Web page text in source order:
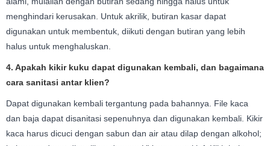
menghindari kerusakan. Untuk akrilik, butiran kasar dapat
digunakan untuk membentuk, diikuti dengan butiran yang lebih
halus untuk menghaluskan.
4. Apakah kikir kuku dapat digunakan kembali, dan bagaimana
cara sanitasi antar klien?
Dapat digunakan kembali tergantung pada bahannya. File kaca
dan baja dapat disanitasi sepenuhnya dan digunakan kembali. Kikir
kaca harus dicuci dengan sabun dan air atau dilap dengan alkohol;